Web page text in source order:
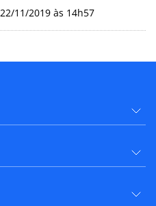
22/11/2019 às 14h57